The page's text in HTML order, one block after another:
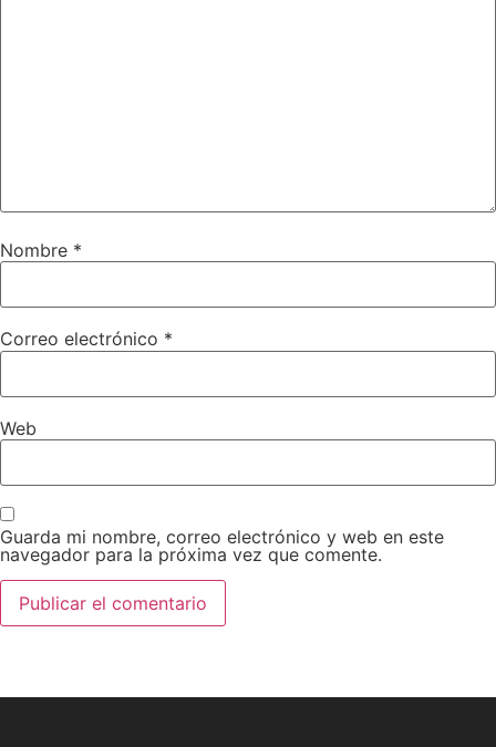
Nombre *
Correo electrónico *
Web
Guarda mi nombre, correo electrónico y web en este
navegador para la próxima vez que comente.